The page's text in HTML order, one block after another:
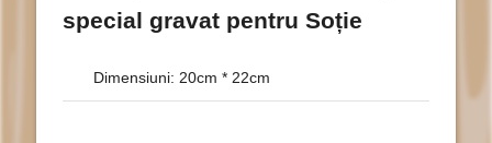
special gravat pentru Soție
Dimensiuni: 20cm * 22cm